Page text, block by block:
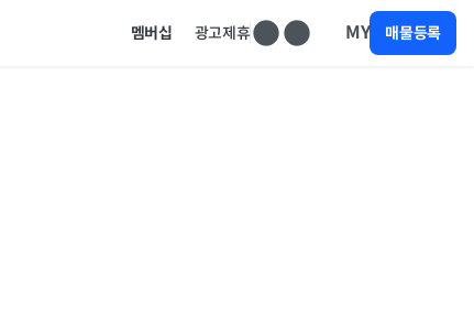
멤버십 광고제휴 MY 매물등록